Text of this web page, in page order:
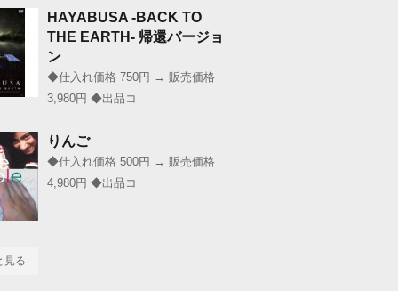
HAYABUSA -BACK TO
THE EARTH- 帰還バージョ
ン
◆仕入れ価格 750円 → 販売価格
3,980円 ◆出品コ
りんご
◆仕入れ価格 500円 → 販売価格
4,980円 ◆出品コ
見る